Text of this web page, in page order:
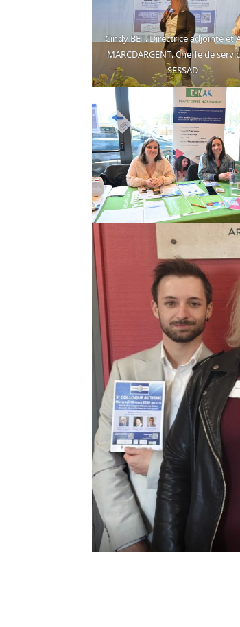
Cindy BET, Directrice adjointe et
MARCDARGENT, Cheffe de
SESSAD